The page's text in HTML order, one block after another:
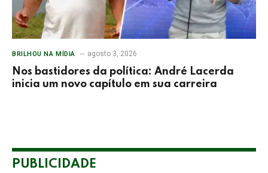
BRILHOU NA MÍDIA agosto 3, 2026
Nos bastidores da política: André Lacerda
inicia um novo capítulo em sua carreira
PUBLICIDADE